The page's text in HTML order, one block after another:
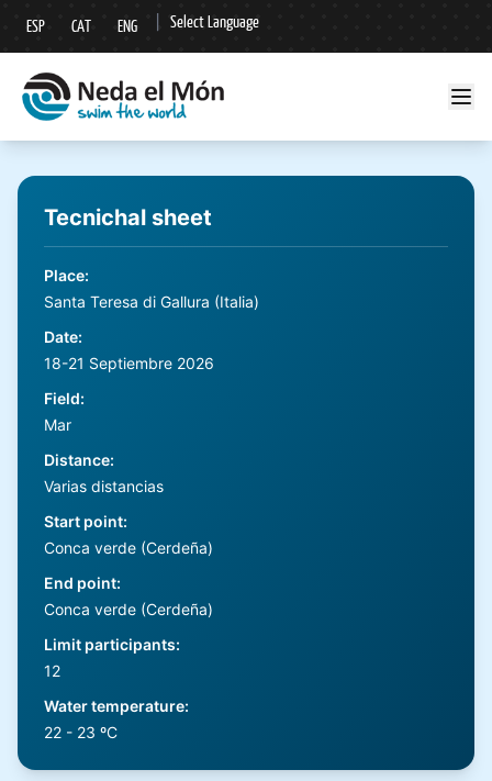
ESP CAT ENG Select Language
▼
Tecnichal sheet
Place:
Santa Teresa di Gallura (Italia)
Date:
18-21 Septiembre 2026
Field:
Mar
Distance:
Varias distancias
Start point:
Conca verde (Cerdeña)
End point:
Conca verde (Cerdeña)
Limit participants:
12
Water temperature:
22 - 23 ºC